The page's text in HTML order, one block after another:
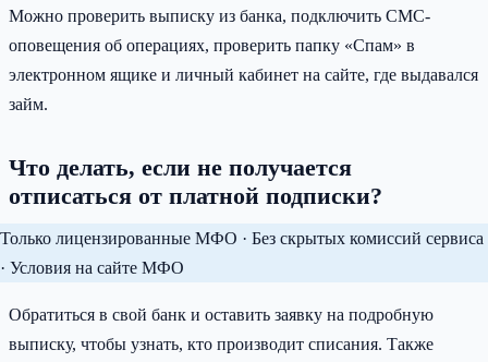
Можно проверить выписку из банка, подключить СМС-
оповещения об операциях, проверить папку «Спам» в
электронном ящике и личный кабинет на сайте, где выдавался
займ.
Что делать, если не получается
отписаться от платной подписки?
Только лицензированные МФО · Без скрытых комиссий сервиса
· Условия на сайте МФО
Обратиться в свой банк и оставить заявку на подробную
выписку, чтобы узнать, кто производит списания. Также